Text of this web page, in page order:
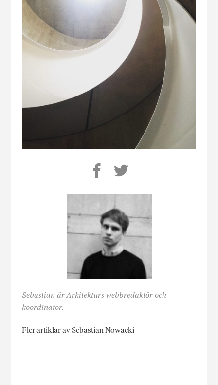
Sebastian är Arkitekturs webbredaktör och
koordinator.
Fler artiklar av Sebastian Nowacki